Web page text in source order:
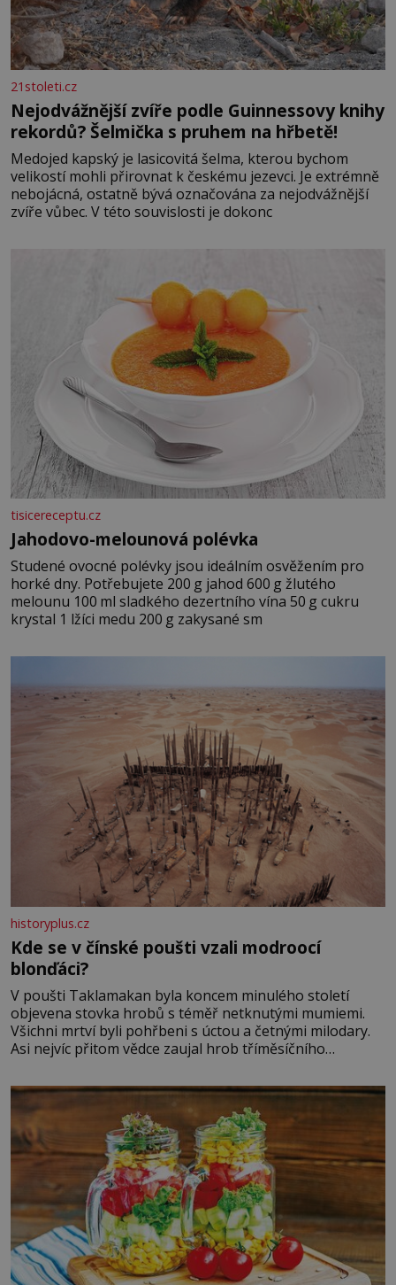
21stoleti.cz
Nejodvážnější zvíře podle Guinnessovy knihy
rekordů? Šelmička s pruhem na hřbetě!
Medojed kapský je lasicovitá šelma, kterou bychom
velikostí mohli přirovnat k českému jezevci. Je extrémně
nebojácná, ostatně bývá označována za nejodvážnější
zvíře vůbec. V této souvislosti je dokonc
tisicereceptu.cz
Jahodovo-melounová polévka
Studené ovocné polévky jsou ideálním osvěžením pro
horké dny. Potřebujete 200 g jahod 600 g žlutého
melounu 100 ml sladkého dezertního vína 50 g cukru
krystal 1 lžíci medu 200 g zakysané sm
historyplus.cz
Kde se v čínské poušti vzali modroocí
blonďáci?
V poušti Taklamakan byla koncem minulého století
objevena stovka hrobů s téměř netknutými mumiemi.
Všichni mrtví byli pohřbeni s úctou a četnými milodary.
Asi nejvíc přitom vědce zaujal hrob tříměsíčního
blonďaté vlásky. Fakt, že jsou těla dávných lidí nesmírně
dobře zachovalá, přičítají odborníci zdejším klimatickým
podmínkám. Sucho, prosolené písky a extrémně